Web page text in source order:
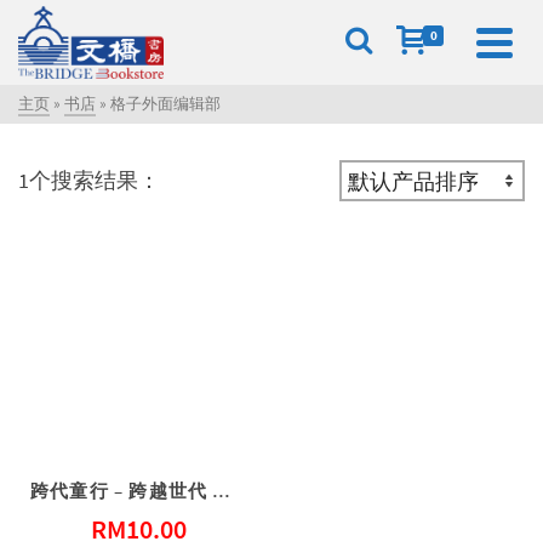
0
主页 » 书店 » 格子外面编辑部
1个搜索结果：
跨代童行 – 跨越世代 重拾童心
RM10.00